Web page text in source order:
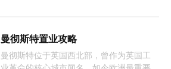
曼彻斯特置业攻略
曼彻斯特位于英国西北部，曾作为英国工